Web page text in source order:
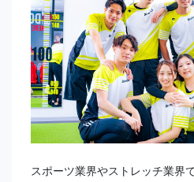
スポーツ業界やストレッチ業界